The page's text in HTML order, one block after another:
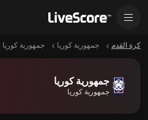
كرة القدم جمهورية كوريا جمهورية كوريا
جمهورية كوريا
جمهورية كوريا